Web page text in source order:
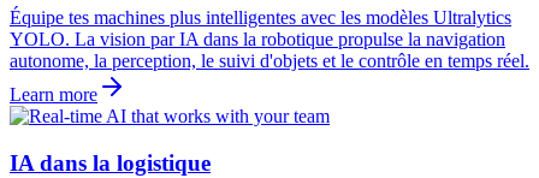
Équipe tes machines plus intelligentes avec les modèles Ultralytics
YOLO. La vision par IA dans la robotique propulse la navigation
autonome, la perception, le suivi d'objets et le contrôle en temps réel.
Learn more
IA dans la logistique